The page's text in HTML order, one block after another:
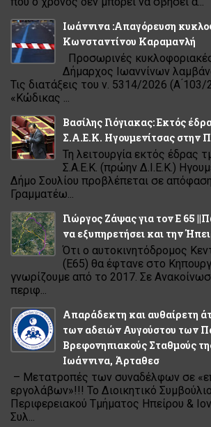
Ιωάννινα :Απαγόρευση
Κωνσταντίνου Καραμανλή
Προσωρινές
Δήμαρχος Ιωαννίνων
Τις διατάξεις του ν. 5314/2026 (Α ́103/
«Κώδικας ...
Βασίλης Γιόγιακας: Εκτός
Σ.Α.Ε.Κ. Ηγουμενίτσας στην
Τη λειτουργία εκτός έδρας
Σ.Α.Ε.Κ. (πρώην Δ.Ι.Ε.Κ.)
Δήμο Σουλίου προβλέπεται σε απόφαση
Γραμματέω...
Γιώργος Ζάψας για τον Ε 65
να εξυπηρετήσει και την
Ότι ο αυτοκινητόδρομος
(Ε65) θα έφτανε στο
γνωρίζουμε από το 2017. Σε
περιφ...
Απαράδεκτη και αυθαίρετη
των αδειών Αυγούστου των
Βρεφονηπιακούς Σταθμούς
Ιωάννινα, Άρταθεσ
– Μετατροπές των συναδέλφων σε
εργολάβων»!!! Το Διοικητικό
Περιφερειακού Τμήματος Ηπείρου &
Συλ...